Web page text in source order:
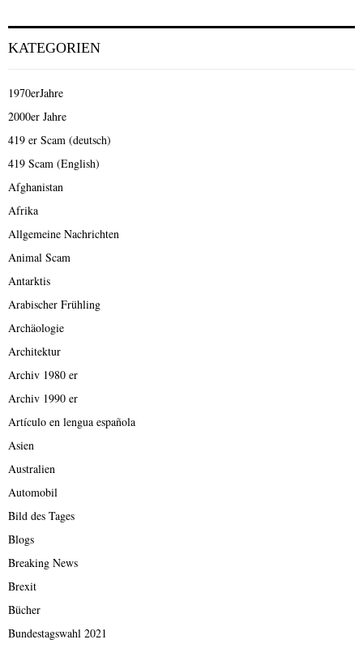
KATEGORIEN
1970erJahre
2000er Jahre
419 er Scam (deutsch)
419 Scam (English)
Afghanistan
Afrika
Allgemeine Nachrichten
Animal Scam
Antarktis
Arabischer Frühling
Archäologie
Architektur
Archiv 1980 er
Archiv 1990 er
Artículo en lengua española
Asien
Australien
Automobil
Bild des Tages
Blogs
Breaking News
Brexit
Bücher
Bundestagswahl 2021